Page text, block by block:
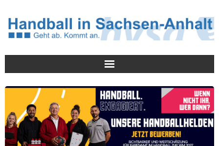
Meldungen
HVSA
Spielbetrieb